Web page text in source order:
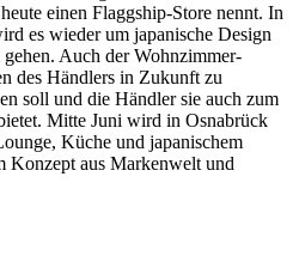
einen Flaggship-Store nennt. In
es wieder um japanische Design
Auch der Wohnzimmer-
des Händlers in Zukunft zu
soll und die Händler sie auch zum
Mitte Juni wird in Osnabrück
Küche und japanischem
Konzept aus Markenwelt und